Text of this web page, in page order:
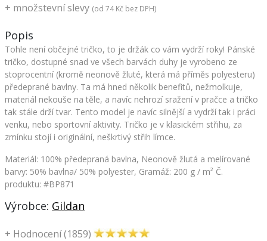
+ množstevní slevy (od 74 Kč bez DPH)
Popis
Tohle není občejné tričko, to je držák co vám vydrží roky! Pánské
tričko, dostupné snad ve všech barvách duhy je vyrobeno ze
stoprocentní (kromě neonově žluté, která má příměs polyesteru)
předeprané bavlny. Ta má hned několik benefitů, nežmolkuje,
materiál nekouše na těle, a navíc nehrozí sražení v pračce a tričko
tak stále drží tvar. Tento model je navíc silnější a vydrží tak i práci
venku, nebo sportovní aktivity. Tričko je v klasickém střihu, za
zmínku stojí i originální, neškrtivý střih límce.
Materiál: 100% předepraná bavlna, Neonově žlutá a melírované
barvy: 50% bavlna/ 50% polyester, Gramáž: 200 g / m² Č.
produktu: #BP871
Výrobce: Gildan
+ Hodnocení (1859)